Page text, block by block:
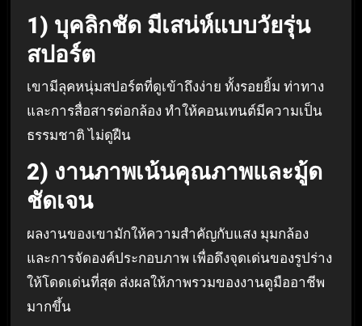
1) บุคลิกชัด มีเสน่ห์แบบวัยรุ่น
สปอร์ต
เขามีลุคหนุ่มสปอร์ตที่ดูเข้าถึงง่าย ทั้งรอยยิ้ม ท่าทาง
และการสื่อสารต่อกล้อง ทำให้คอนเทนต์มีความเป็น
ธรรมชาติ ไม่ดูฝืน
2) งานภาพเน้นคุณภาพและมู้ด
ชัดเจน
ผลงานของเขามักให้ความสำคัญกับแสง มุมกล้อง
และการจัดองค์ประกอบภาพ เพื่อดึงจุดเด่นของรูปร่าง
ให้โดดเด่นที่สุด ส่งผลให้ภาพรวมของงานดูมืออาชีพ
มากขึ้น